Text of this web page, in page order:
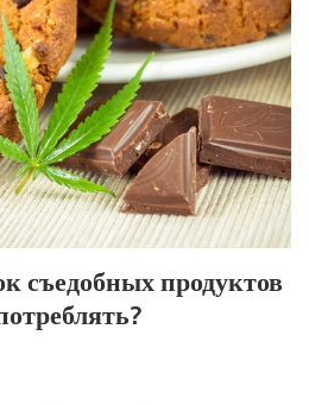
съедобных продуктов